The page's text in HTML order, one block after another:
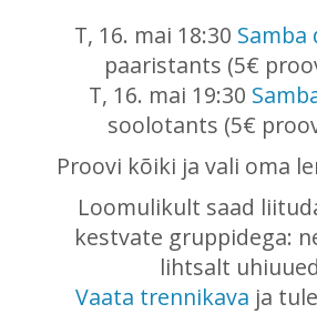
T, 16. mai 18:30 Samba
paaristants (5€
T, 16. mai 19:30
soolotants (5€
Proovi kõiki ja vali oma
Loomulikult saad
kestvate gruppidega:
lihtsalt
Vaata trennikava ja